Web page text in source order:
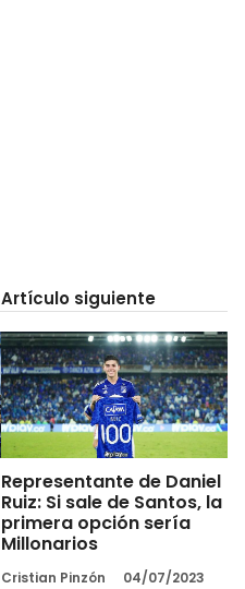
Artículo siguiente
Representante de Daniel
Ruiz: Si sale de Santos, la
primera opción sería
Millonarios
Cristian Pinzón 04/07/2023